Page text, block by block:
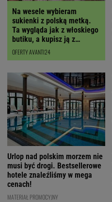
Na wesele wybieram
sukienki z polską metką.
Ta wygląda jak z włoskiego
butiku, a kupisz ją z
RABATEM
OFERTY AVANTI24
Urlop nad polskim morzem nie
musi być drogi. Bestsellerowe
hotele znaleźliśmy w mega
cenach!
MATERIAŁ PROMOCYJNY